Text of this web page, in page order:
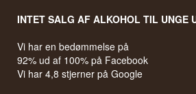
INTET SALG AF ALKOHOL TIL UNGE
Vi har en bedømmelse på
92% ud af 100% på Facebook
Vi har 4,8 stjerner på Google